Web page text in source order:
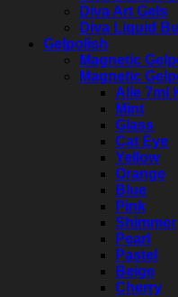
Diva Art Gels
Diva Liquid
Gelpolish
Magnetic
Magnetic
Alle 7ml
Mint
Glass
Cat Eye
Yellow
Orange
Blue
Pink
Shimmer
Pearl
Pastel
Beige
Cherry